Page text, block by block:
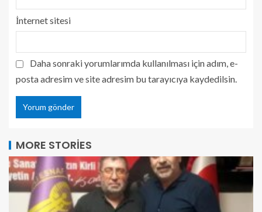
İnternet sitesi
Daha sonraki yorumlarımda kullanılması için adım, e-
posta adresim ve site adresim bu tarayıcıya kaydedilsin.
MORE STORIES